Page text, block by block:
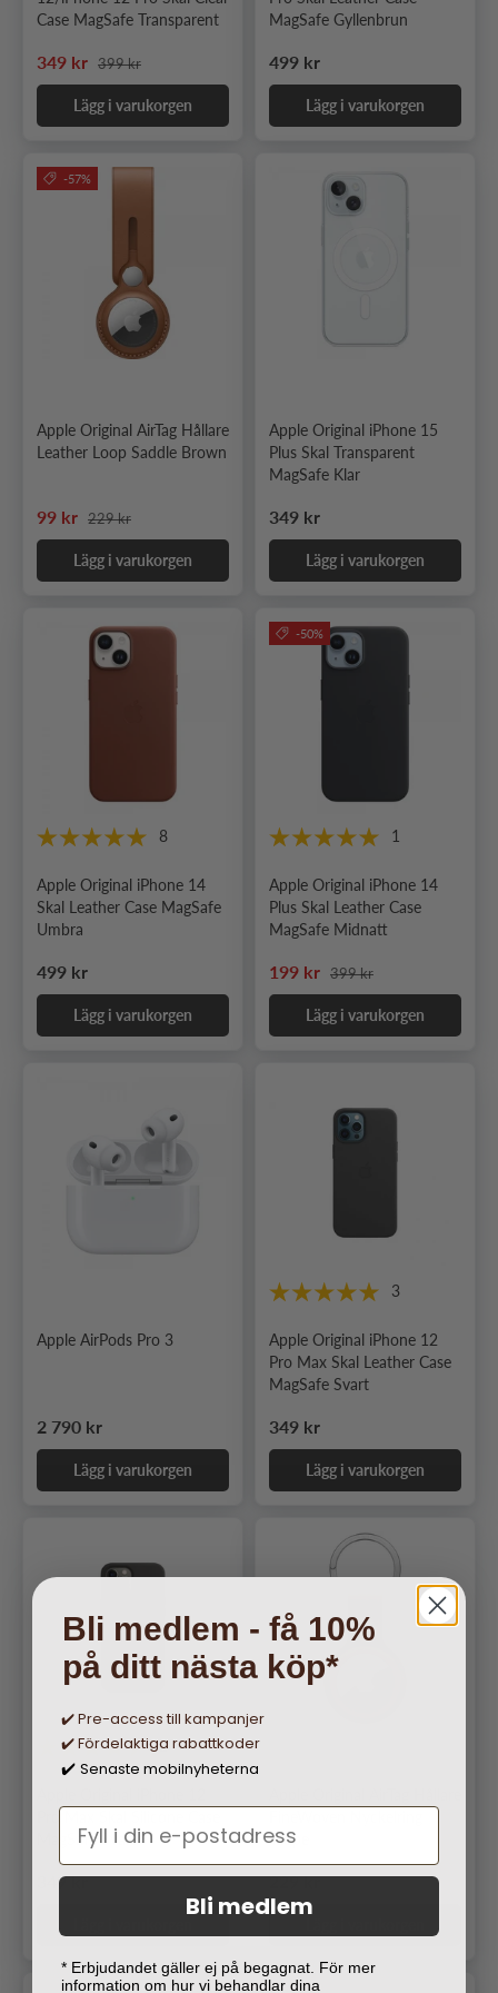
Case MagSafe Transparent
Nedsatt pris
349 kr Ordinarie pris
399 kr
Lägg i varukorgen
MagSafe Gyllenbrun
Ordinarie pris
499 kr
Lägg i varukorgen
-57%
Apple Original AirTag Hållare
Leather Loop Saddle Brown
Nedsatt pris
99 kr Ordinarie pris
229 kr
Lägg i varukorgen
Apple Original iPhone 15
Plus Skal Transparent
MagSafe Klar
Ordinarie pris
349 kr
Lägg i varukorgen
8
Apple Original iPhone 14
Skal Leather Case MagSafe
Umbra
Ordinarie pris
499 kr
Lägg i varukorgen
-50%
1
Apple Original iPhone 14
Plus Skal Leather Case
MagSafe Midnatt
Nedsatt pris
199 kr Ordinarie pris
399 kr
Lägg i varukorgen
Apple AirPods Pro 3
Ordinarie pris
2 790 kr
Lägg i varukorgen
3
Apple Original iPhone 12
Pro Max Skal Leather Case
MagSafe Svart
Ordinarie pris
349 kr
Lägg i varukorgen
2
MagSafe Svart
Ordinarie pris
349 kr
Taupe
Ordinarie pris
229 kr
Bli medlem - få 10%
på ditt nästa köp*
✔️ Pre-access till kampanjer
✔️ Fördelaktiga rabattkoder
✔️ Senaste mobilnyheterna
Bli medlem
* Erbjudandet gäller ej på begagnat. För mer
information om hur vi behandlar dina